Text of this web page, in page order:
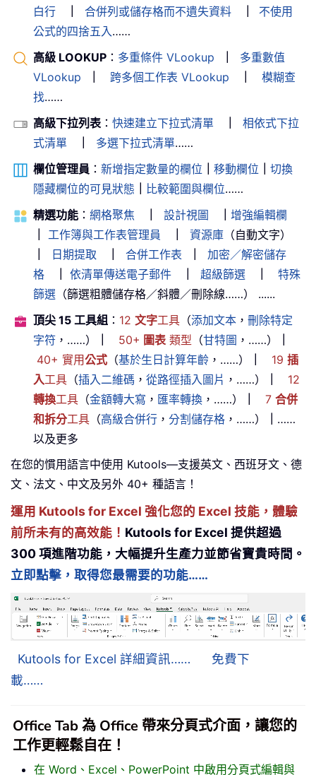
白行
合併列或儲存格而不遺失資料
不使用
公式的四捨五入……
高級 LOOKUP ： 多重條件 VLookup
多重數值
VLookup
跨多個工作表 VLookup
模糊查
找……
高級下拉列表： 快速建立下拉式清單
相依式下拉
式清單
多選下拉式清單……
欄位管理員 ： 新增指定數量的欄位 移動欄位
切換
隱藏欄位的可見狀態
比較範圍與欄位……
精選功能 ： 網格聚焦 設計視圖
增強編輯欄
工作簿與工作表管理員 資源庫 （自動文字）
日期提取 合併工作表
加密／解密儲存
格
依清單傳送電子郵件 超級篩選
特殊
篩選 （篩選粗體儲存格／斜體／刪除線……） ......
頂尖 15 工具組 ： 12 文字工具 （添加文本 ， 刪除特定
字符 ，……） 50+ 圖表類型 （甘特圖 ，……）
40+ 實用公式 （基於生日計算年齡 ，……） 19 插
入工具 （插入二維碼 ， 從路徑插入圖片 ，……）
12
轉換工具 （金額轉大寫 ， 匯率轉換 ，……） 7 合併
和拆分工具 （高級合併行 ， 分割儲存格 ，……）
……
以及更多
在您的慣用語言中使用 Kutools—支援英文、西班牙文、德
文、法文、中文及另外 40+ 種語言！
運用 Kutools for Excel 強化您的 Excel 技能，體驗
前所未有的高效能！ Kutools for Excel 提供超過
300 項進階功能，大幅提升生產力並節省寶貴時間。
立即點擊，取得您最需要的功能……
Kutools for Excel 詳細資訊……
免費下
載……
Office Tab 為 Office 帶來分頁式介面，讓您的
工作更輕鬆自在！
在 Word、Excel、PowerPoint 中啟用分頁式編輯與